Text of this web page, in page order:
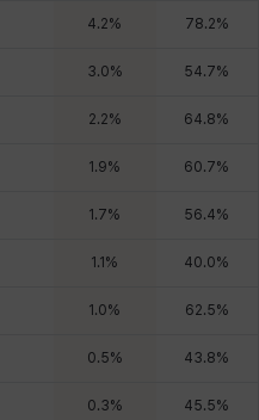
4.2% 78.2%
3.0% 54.7%
2.2% 64.8%
1.9% 60.7%
1.7% 56.4%
1.1 % 40.0%
1.0% 62.5%
0.5% 43.8%
0.3% 45.5%